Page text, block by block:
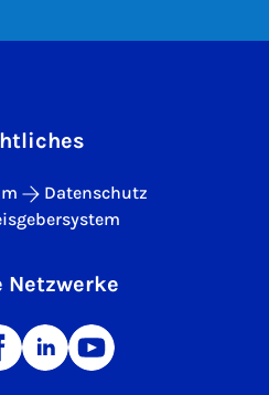
Datenschutz
Netzwerke